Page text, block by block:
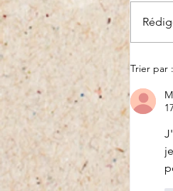
Trier par :